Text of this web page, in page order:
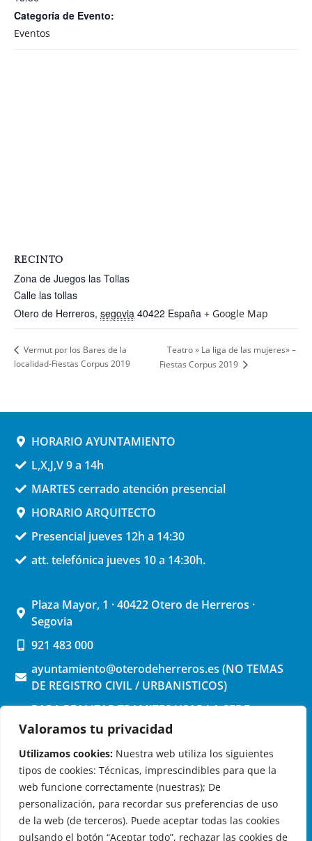
Valoramos tu privacidad
Utilizamos cookies: Nuestra web utiliza los siguientes
tipos de cookies: Técnicas, imprescindibles para que la
web funcione correctamente (nuestras); De
personalización, para recordar sus preferencias de uso
de la web (de terceros). Puede aceptar todas las cookies
pulsando el botón “Aceptar todo”, rechazar las cookies de
Categoría de Evento:
Eventos
RECINTO
Zona de Juegos las Tollas
Calle las tollas
Otero de Herreros, segovia 40422 España + Google Map
Vermut por los Bares de la
localidad-Fiestas Corpus 2019
Teatro » La liga de las mujeres» –
Fiestas Corpus 2019
HORARIO AYUNTAMIENTO
L,X,J,V 9 a 14h
MARTES cerrado atención presencial
HORARIO ARQUITECTO
Presencial jueves 12h a 14:30
att. telefónica jueves 10 a 14:30h.
Plaza Mayor, 1 · 40422 Otero de Herreros ·
Segovia
921 483 000
ayuntamiento@oterodeherreros.es (NO TEMAS
DE REGISTRO CIVIL / URBANISTICOS)
PARA REALIZAR TRAMITES USAR LA SEDE
ELECTRONICA (pinchar aquí)
OTERO DE HERREROS EN LAS REDES